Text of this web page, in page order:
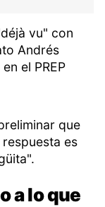
vu" con
Andrés
el PREP
que
es
a lo que